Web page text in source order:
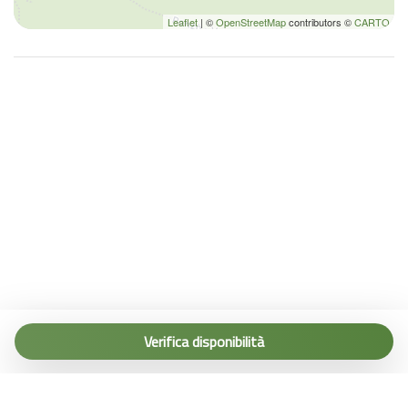
Shampoo
Tavolo e sedie
Leaflet| ©OpenStreetMapcontributors ©CARTO
Verifica disponibilità
Tel. (+39) 0187 1560067
info@terremarine.it
Scrivici su WhatsApp